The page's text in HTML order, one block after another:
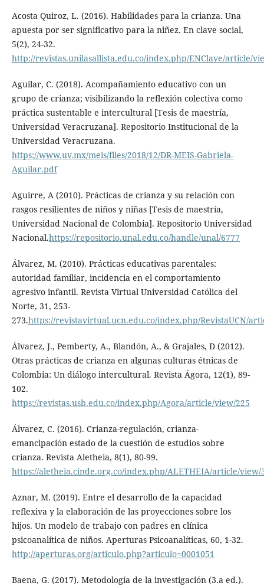
Acosta Quiroz, L. (2016). Habilidades para la crianza. Una
apuesta por ser significativo para la niñez. En clave social,
5(2), 24-32.
http://revistas.unilasallista.edu.co/index.php/ENClave/article/
Aguilar, C. (2018). Acompañamiento educativo con un
grupo de crianza; visibilizando la reflexión colectiva como
práctica sustentable e intercultural [Tesis de maestría,
Universidad Veracruzana]. Repositorio Institucional de la
Universidad Veracruzana.
https://www.uv.mx/meis/files/2018/12/DR-MEIS-Gabriela-
Aguilar.pdf
Aguirre, A (2010). Prácticas de crianza y su relación con
rasgos resilientes de niños y niñas [Tesis de maestría,
Universidad Nacional de Colombia]. Repositorio Universidad
Nacional.https://repositorio.unal.edu.co/handle/unal/6777
Álvarez, M. (2010). Prácticas educativas parentales:
autoridad familiar, incidencia en el comportamiento
agresivo infantil. Revista Virtual Universidad Católica del
Norte, 31, 253-
273.https://revistavirtual.ucn.edu.co/index.php/RevistaUCN/
Álvarez, J., Pemberty, A., Blandón, A., & Grajales, D (2012).
Otras prácticas de crianza en algunas culturas étnicas de
Colombia: Un diálogo intercultural. Revista Ágora, 12(1), 89-
102.
https://revistas.usb.edu.co/index.php/Agora/article/view/225
Álvarez, C. (2016). Crianza-regulación, crianza-
emancipación estado de la cuestión de estudios sobre
crianza. Revista Aletheia, 8(1), 80-99.
https://aletheia.cinde.org.co/index.php/ALETHEIA/article/view/
Aznar, M. (2019). Entre el desarrollo de la capacidad
reflexiva y la elaboración de las proyecciones sobre los
hijos. Un modelo de trabajo con padres en clínica
psicoanalítica de niños. Aperturas Psicoanalíticas, 60, 1-32.
http://aperturas.org/articulo.php?articulo=0001051
Baena, G. (2017). Metodología de la investigación (3.a ed.).